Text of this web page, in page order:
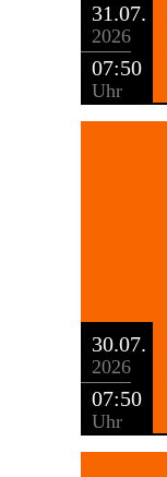
31.07.
2026
07:50
Uhr
30.07.
2026
07:50
Uhr